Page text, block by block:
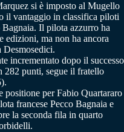
si è imposto al Mugello
il vantaggio in classifica piloti
Il pilota azzurro ha
edizioni, ma non ha ancora
incrementato dopo il successo
282 punti, segue il fratello
positione per Fabio Quartararo
francese Pecco Bagnaia e
la seconda fila in quarto